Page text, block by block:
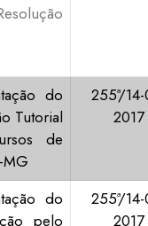
do
Tutorial
de
MG
255ª/
2017
do
pelo
255ª/
2017